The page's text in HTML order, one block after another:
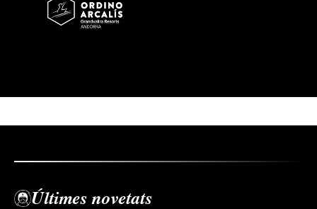
Últimes novetats